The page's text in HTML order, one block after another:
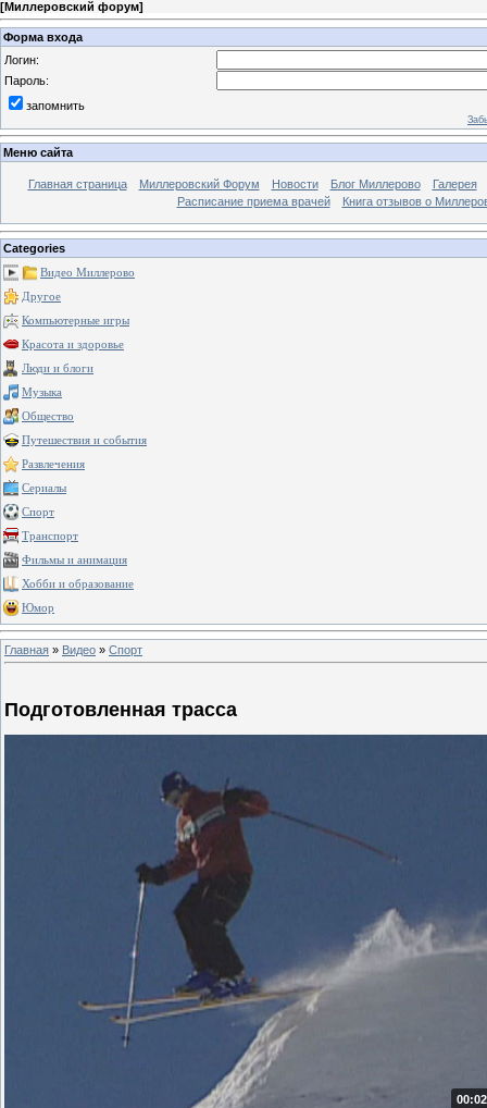
[Миллеровский форум]
Форма входа
Логин:
Пароль:
запомнить
Меню сайта
Главная страница Миллеровский Форум Новости Блог Миллерово
Галерея
Расписание приема врачей
Книга отзывов о
Categories
Видео Миллерово
Другое
Компьютерные игры
Красота и здоровье
Люди и блоги
Музыка
Общество
Путешествия и события
Развлечения
Сериалы
Спорт
Транспорт
Фильмы и анимация
Хобби и образование
Юмор
Главная » Видео » Спорт
Подготовленная трасса